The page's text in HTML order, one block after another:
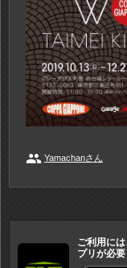
people Yamachanさん
ご利用に
プリが必要